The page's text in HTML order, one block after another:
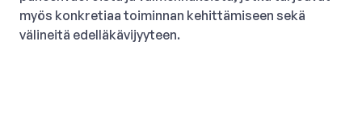
myös konkretiaa toiminnan kehittämiseen sekä
välineitä edelläkävijyyteen.